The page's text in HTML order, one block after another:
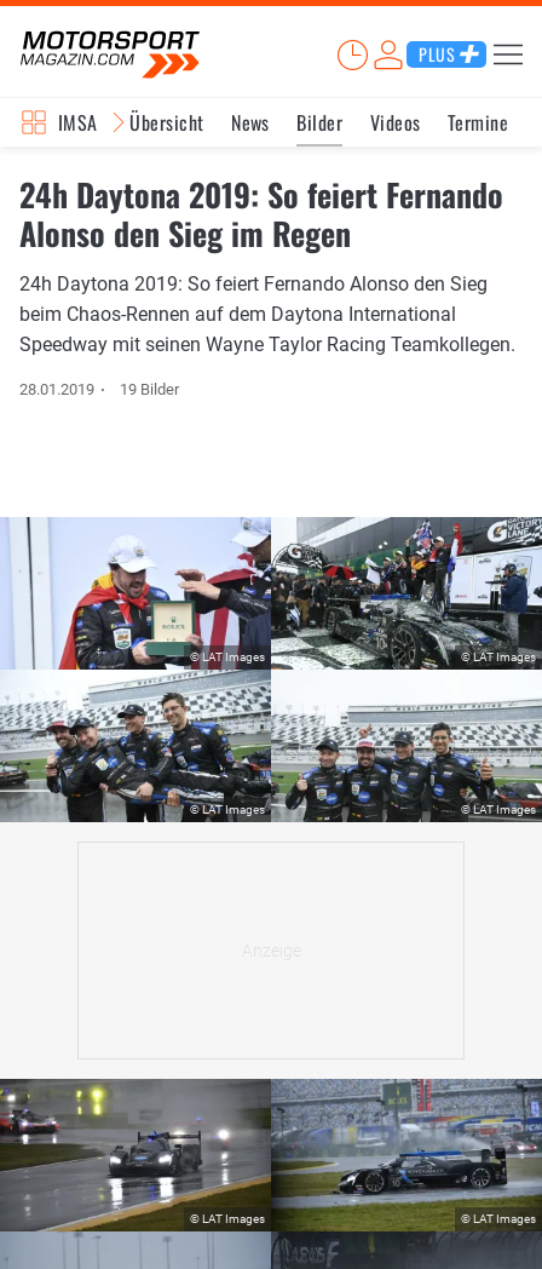
PLUS
IMSA Übersicht News Bilder Videos Termine
24h Daytona 2019: So feiert Fernando
Alonso den Sieg im Regen
24h Daytona 2019: So feiert Fernando Alonso den Sieg
beim Chaos-Rennen auf dem Daytona International
Speedway mit seinen Wayne Taylor Racing Teamkollegen.
28.01.2019 19 Bilder